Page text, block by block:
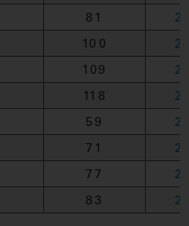
81
100
109
118
59
71
77
83